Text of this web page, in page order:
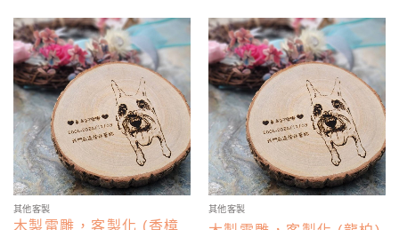
其他客製
木製雷雕，客製化 (香樟
其他客製